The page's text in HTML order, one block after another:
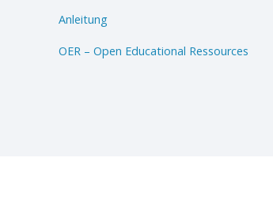
Anleitung
OER – Open Educational Ressources